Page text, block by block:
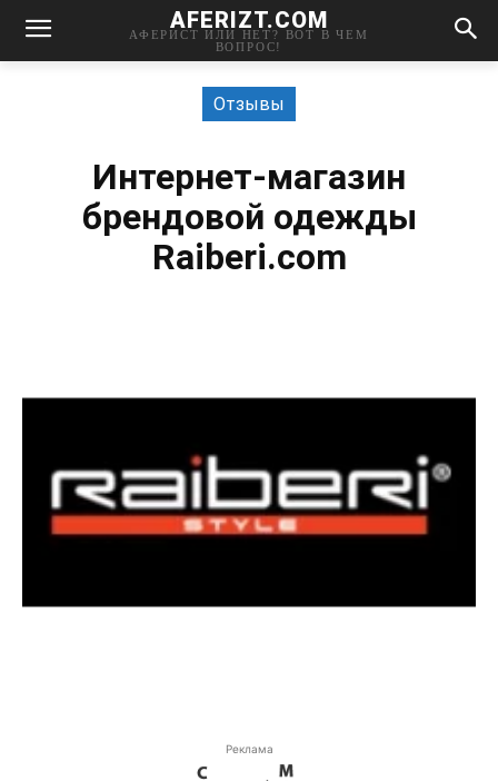
AFERIZT.COM
АФЕРИСТ ИЛИ НЕТ? ВОТ В ЧЕМ
ВОПРОС!
Отзывы
Интернет-магазин
брендовой одежды
Raiberi.com
Реклама